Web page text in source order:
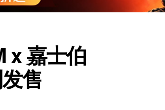
x 嘉士伯
售